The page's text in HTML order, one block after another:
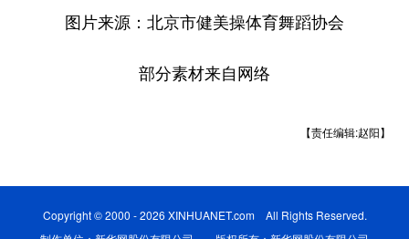
图片来源：北京市健美操体育舞蹈协会
部分素材来自网络
【责任编辑:赵阳】
Copyright © 2000 - 2026 XINHUANET.com All Rights Reserved.